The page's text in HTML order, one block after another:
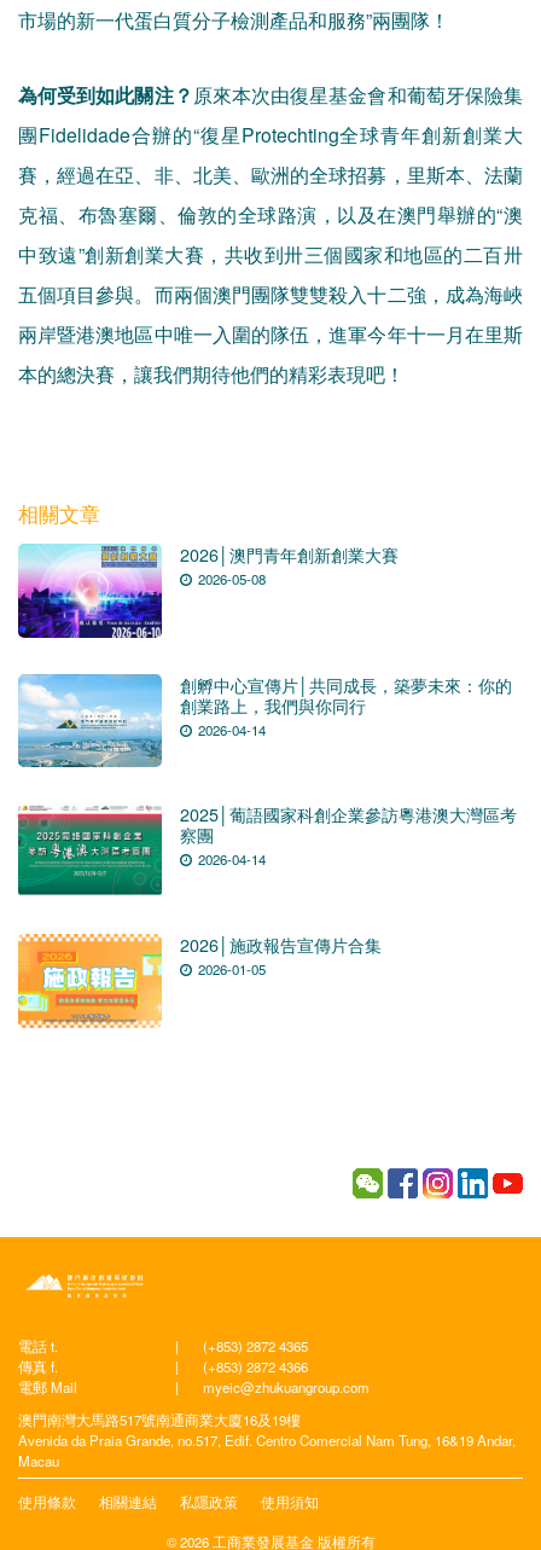
市場的新一代蛋白質分子檢測產品和服務”兩團隊！
為何受到如此關注？ 原來本次由復星基金會和葡萄牙保險集
團Fidelidade合辦的“復星Protechting全球青年創新創業大
賽，經過在亞、非、北美、歐洲的全球招募，里斯本、法蘭
克福、布魯塞爾、倫敦的全球路演，以及在澳門舉辦的“澳
中致遠”創新創業大賽，共收到卅三個國家和地區的二百卅
五個項目參與。而兩個澳門團隊雙雙殺入十二強，成為海峽
兩岸暨港澳地區中唯一入圍的隊伍，進軍今年十一月在里斯
本的總決賽，讓我們期待他們的精彩表現吧！
相關文章
2026│澳門青年創新創業大賽
2026-05-08
創孵中心宣傳片│共同成長，築夢未來：你的
創業路上，我們與你同行
2026-04-14
2025│葡語國家科創企業參訪粵港澳大灣區考
察團
2026-04-14
2026│施政報告宣傳片合集
2026-01-05
電話 t. |
(+853) 2872 4365
傳真 f.
|
(+853) 2872 4366
電郵 Mail
|
myeic@zhukuangroup.com
澳門南灣大馬路517號南通商業大廈16及19樓
Avenida da Praia Grande, no.517, Edif. Centro Comercial Nam Tung, 16&19 Andar,
Macau
使用條款 相關連結 私隱政策 使用須知
© 2026 工商業發展基金 版權所有